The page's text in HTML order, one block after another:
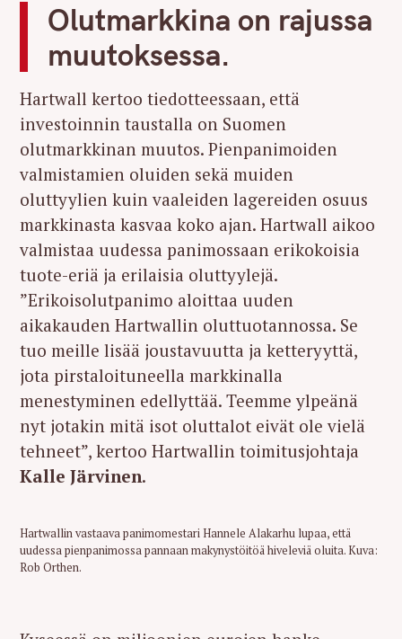
Olutmarkkina on rajussa
muutoksessa.
Hartwall kertoo tiedotteessaan, että
investoinnin taustalla on Suomen
olutmarkkinan muutos. Pienpanimoiden
valmistamien oluiden sekä muiden
oluttyylien kuin vaaleiden lagereiden osuus
markkinasta kasvaa koko ajan. Hartwall aikoo
valmistaa uudessa panimossaan erikokoisia
tuote-eriä ja erilaisia oluttyylejä.
”Erikoisolutpanimo aloittaa uuden
aikakauden Hartwallin oluttuotannossa. Se
tuo meille lisää joustavuutta ja ketteryyttä,
jota pirstaloituneella markkinalla
menestyminen edellyttää. Teemme ylpeänä
nyt jotakin mitä isot oluttalot eivät ole vielä
tehneet”, kertoo Hartwallin toimitusjohtaja
Kalle Järvinen.
Hartwallin vastaava panimomestari Hannele Alakarhu lupaa, että
uudessa pienpanimossa pannaan makynystöitöä hiveleviä oluita. Kuva:
Rob Orthen.